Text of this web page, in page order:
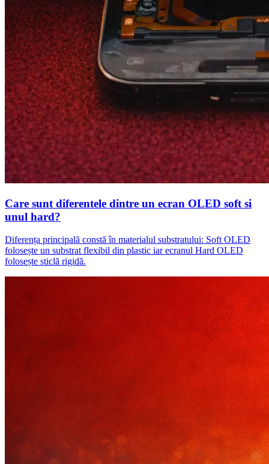
Care sunt diferentele dintre un ecran OLED soft si
unul hard?
Diferența principală constă în materialul substratului: Soft OLED
folosește un substrat flexibil din plastic iar ecranul Hard OLED
folosește sticlă rigidă.